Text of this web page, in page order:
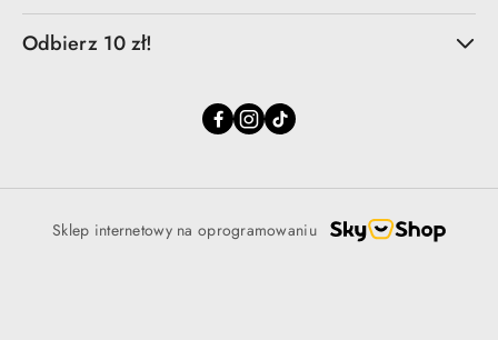
Odbierz 10 zł!
Sklep internetowy na oprogramowaniu